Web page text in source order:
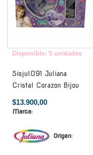
Disponible: 5 unidades
Sisjul091 Juliana
Cristal Corazon Bijou
$13.900,00
Marca:
Origen: